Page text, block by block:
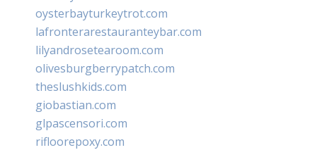
oysterbayturkeytrot.com
lafronterarestauranteybar.com
lilyandrosetearoom.com
olivesburgberrypatch.com
theslushkids.com
giobastian.com
glpascensori.com
rifloorepoxy.com